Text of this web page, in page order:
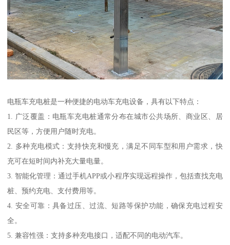
电瓶车充电桩是一种便捷的电动车充电设备，具有以下特点：
1. 广泛覆盖：电瓶车充电桩通常分布在城市公共场所、商业区、居
民区等，方便用户随时充电。
2. 多种充电模式：支持快充和慢充，满足不同车型和用户需求，快
充可在短时间内补充大量电量。
3. 智能化管理：通过手机APP或小程序实现远程操作，包括查找充电
桩、预约充电、支付费用等。
4. 安全可靠：具备过压、过流、短路等保护功能，确保充电过程安
全。
5. 兼容性强：支持多种充电接口，适配不同的电动汽车。